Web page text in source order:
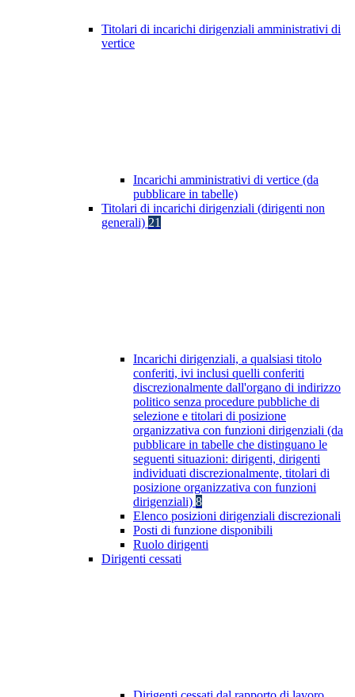
Titolari di incarichi dirigenziali amministrativi di
vertice
Incarichi amministrativi di vertice (da
pubblicare in tabelle)
Titolari di incarichi dirigenziali (dirigenti non
generali) 21
Incarichi dirigenziali, a qualsiasi titolo
conferiti, ivi inclusi quelli conferiti
discrezionalmente dall'organo di indirizzo
politico senza procedure pubbliche di
selezione e titolari di posizione
organizzativa con funzioni dirigenziali (da
pubblicare in tabelle che distinguano le
seguenti situazioni: dirigenti, dirigenti
individuati discrezionalmente, titolari di
posizione organizzativa con funzioni
dirigenziali) 8
Elenco posizioni dirigenziali discrezionali
Posti di funzione disponibili
Ruolo dirigenti
Dirigenti cessati